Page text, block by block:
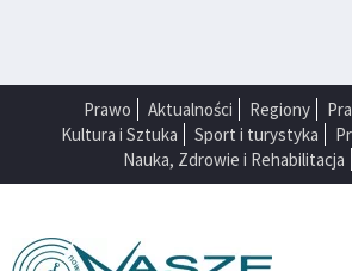
Prawo Aktualności Regiony
Kultura i Sztuka
Sport i turystyka
Nauka, Zdrowie i Rehabilitacja